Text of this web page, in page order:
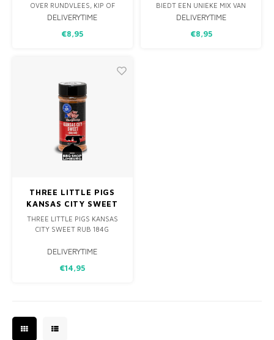
OVER RUNDVLEES, KIP OF
SPARERIBS. DEZE 200 G
PAPRIKA, CHILIES, TOMAAT,
ONDERTONEN.
DELIVERYTIME
€8,95
BIEDT EEN UNIEKE MIX VAN
KRUIDEN VOOR SAPPIGE,
IDEAAL VOOR SLOW COOKING
DELIVERYTIME
€8,95
THREE LITTLE PIGS
KANSAS CITY SWEET
RUB 184G
THREE LITTLE PIGS KANSAS
CITY SWEET RUB 184G
DELIVERYTIME
€14,95